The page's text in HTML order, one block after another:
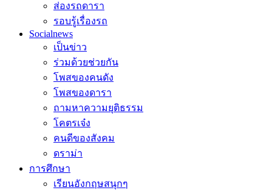
ส่องรถดารา
รอบรู้เรื่องรถ
Socialnews
เป็นข่าว
ร่วมด้วยช่วยกัน
โพสของคนดัง
โพสของดารา
ถามหาความยุติธรรม
โคตรเจ๋ง
คนดีของสังคม
ดราม่า
การศึกษา
เรียนอังกฤษสนุกๆ